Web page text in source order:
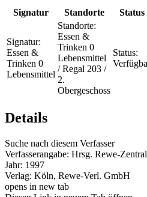
Signatur Standorte Status
Signatur:
Essen &
Trinken 0
Lebensmittel
Standorte:
Essen &
Trinken 0
Lebensmittel
/ Regal 203 /
2.
Obergeschoss
Status:
Details
Suche nach diesem Verfasser
Verfasserangabe: Hrsg. Rewe-
Jahr: 1997
Verlag: Köln, Rewe-Verl. GmbH
opens in new tab